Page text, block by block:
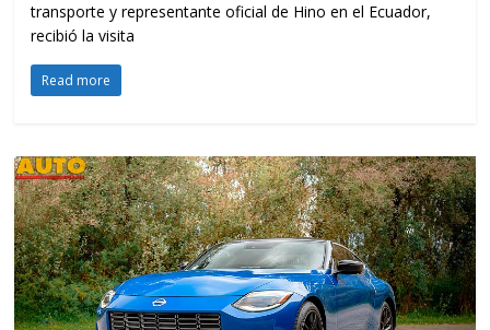
transporte y representante oficial de Hino en el Ecuador,
recibió la visita
Read more